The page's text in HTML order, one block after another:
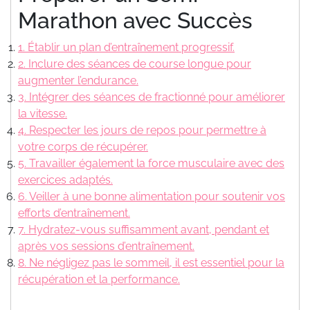
Marathon avec Succès
1. Établir un plan d’entraînement progressif.
2. Inclure des séances de course longue pour
augmenter l’endurance.
3. Intégrer des séances de fractionné pour améliorer
la vitesse.
4. Respecter les jours de repos pour permettre à
votre corps de récupérer.
5. Travailler également la force musculaire avec des
exercices adaptés.
6. Veiller à une bonne alimentation pour soutenir vos
efforts d’entraînement.
7. Hydratez-vous suffisamment avant, pendant et
après vos sessions d’entraînement.
8. Ne négligez pas le sommeil, il est essentiel pour la
récupération et la performance.